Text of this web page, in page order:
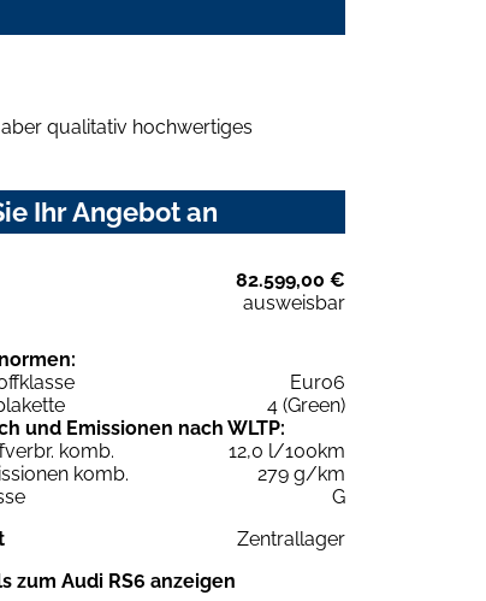
qualitativ hochwertiges
Ihr Angebot an
82.599,00 €
ausweisbar
Euro6
4 (Green)
und Emissionen nach WLTP:
komb.
12,0 l/100km
komb.
279 g/km
G
Zentrallager
zum Audi RS6 anzeigen